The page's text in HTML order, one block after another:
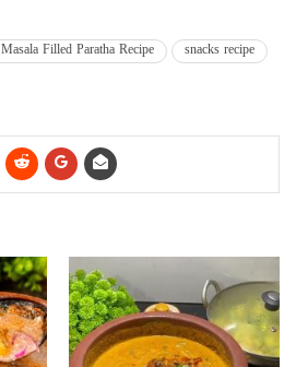
Masala Filled Paratha Recipe snacks recipe